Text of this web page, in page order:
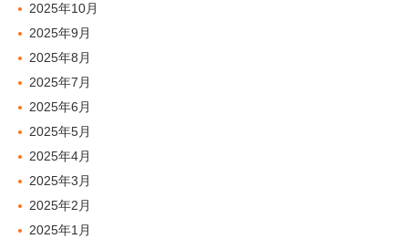
2025年10月
2025年9月
2025年8月
2025年7月
2025年6月
2025年5月
2025年4月
2025年3月
2025年2月
2025年1月